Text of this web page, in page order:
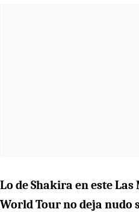
Lo de Shakira en este
World Tour no deja nudo